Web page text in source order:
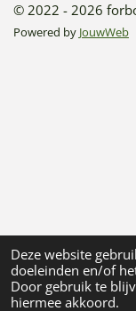
Deze website
doeleinden en/of
Door gebruik te
hiermee akkoord.
© 2022 - 2026
Powered by JouwWeb